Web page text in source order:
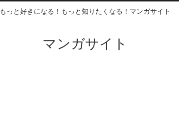
もっと好きになる！もっと知りたくなる！マンガサイト
マンガサイト